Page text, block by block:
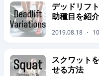
デッドリフ
助種目を紹
2019.08.18 ・ 10
スクワット
せる方法